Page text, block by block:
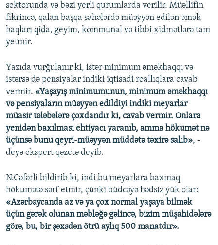
sektorunda və bəzi yerli qurumlarda verilir. Müəllifin
fikrincə, qalan başqa sahələrdə müəyyən edilən əmək
haqları qida, geyim, kommunal və tibbi xidmətlərə tam
yetmir.
Yazıda vurğulanır ki, istər minimum əməkhaqqı və
istərsə də pensiyalar indiki iqtisadi reallıqlara cavab
vermir. «Yaşayış minimumunun, minimum əməkhaqqı
və pensiyaların müəyyən edildiyi indiki meyarlar
müasir tələbələrə çoxdandır ki, cavab vermir. Onlara
yenidən baxılması ehtiyacı yaranıb, amma hökumət nə
üçünsə bunu qeyri-müəyyən müddətə təxirə salıb», -
deyə ekspert qəzetə deyib.
N.Cəfərli bildirib ki, indi bu meyarlara baxmaq
hökumətə sərf etmir, çünki büdcəyə hədsiz yük olar:
«Azərbaycanda az və ya çox normal yaşaya bilmək
üçün gərək olunan məbləğə gəlincə, bizim müşahidələrə
görə, bu, bir şəxsdən ötrü aylıq 500 manatdır».